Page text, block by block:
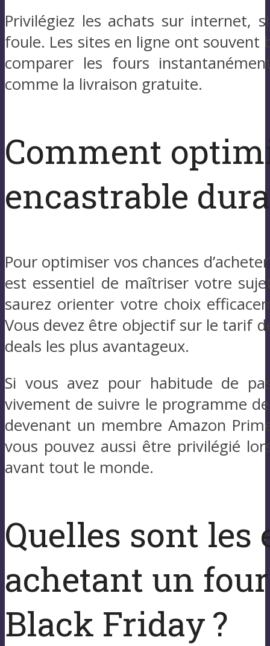
Privilégiez les achats sur internet,
foule. Les sites en ligne ont
comparer les fours
comme la livraison gratuite.
Comment
encastrable
Pour optimiser vos chances
est essentiel de maîtriser votre
saurez orienter votre choix
Vous devez être objectif sur le tarif
deals les plus avantageux.
Si vous avez pour habitude de
vivement de suivre le programme
devenant un membre Amazon
vous pouvez aussi être privilégié
avant tout le monde.
Quelles sont les
achetant un
Black Friday ?